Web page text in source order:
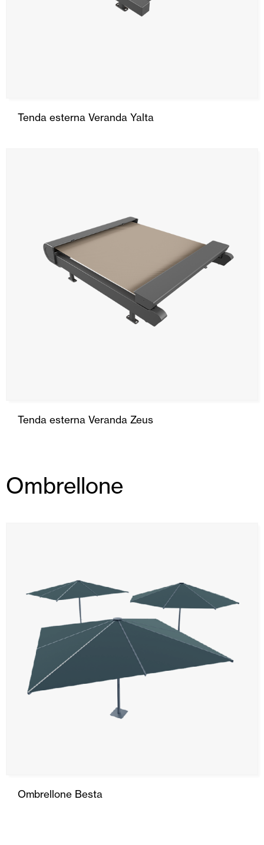
Tenda esterna Veranda Yalta
Tenda esterna Veranda Zeus
Ombrellone
Ombrellone Besta